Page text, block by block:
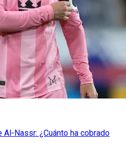
Nassr: ¿Cuánto ha cobrado